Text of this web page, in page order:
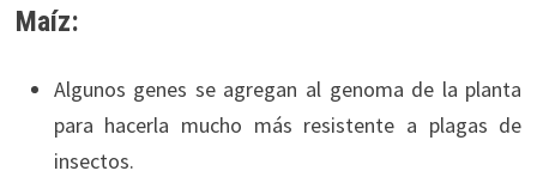
Maíz:
Algunos genes se agregan al genoma de la planta
para hacerla mucho más resistente a plagas de
insectos.